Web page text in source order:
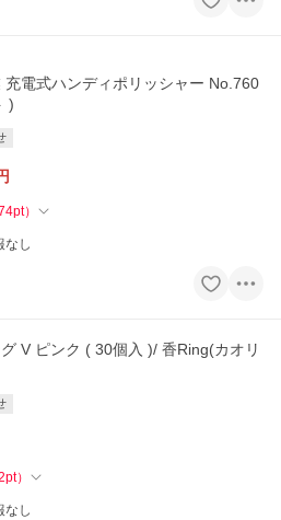
充電式ハンディポリッシャー No.760
)
pt）
なし
V ピンク ( 30個入 )/ 香Ring(カオリ
pt）
なし